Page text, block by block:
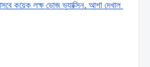
কয়েক লক্ষ ডোজ ভ্যাক্সিন, আশা দেখাল